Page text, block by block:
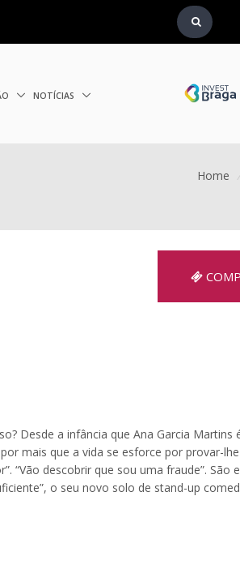
NOTÍCIAS
Home
Desde a infância que Ana Garcia Martins
mais que a vida se esforce por provar-
“Vão descobrir que sou uma fraude”. São
o seu novo solo de stand-up